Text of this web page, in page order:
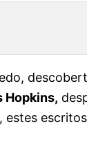
Hopkins,